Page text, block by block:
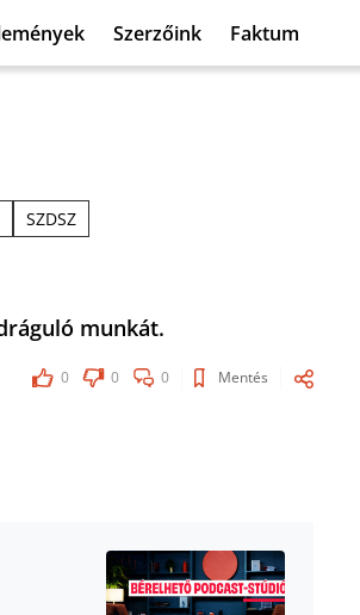
Szerzőink Faktum
SZDSZ
munkát.
0 0 0 Mentés